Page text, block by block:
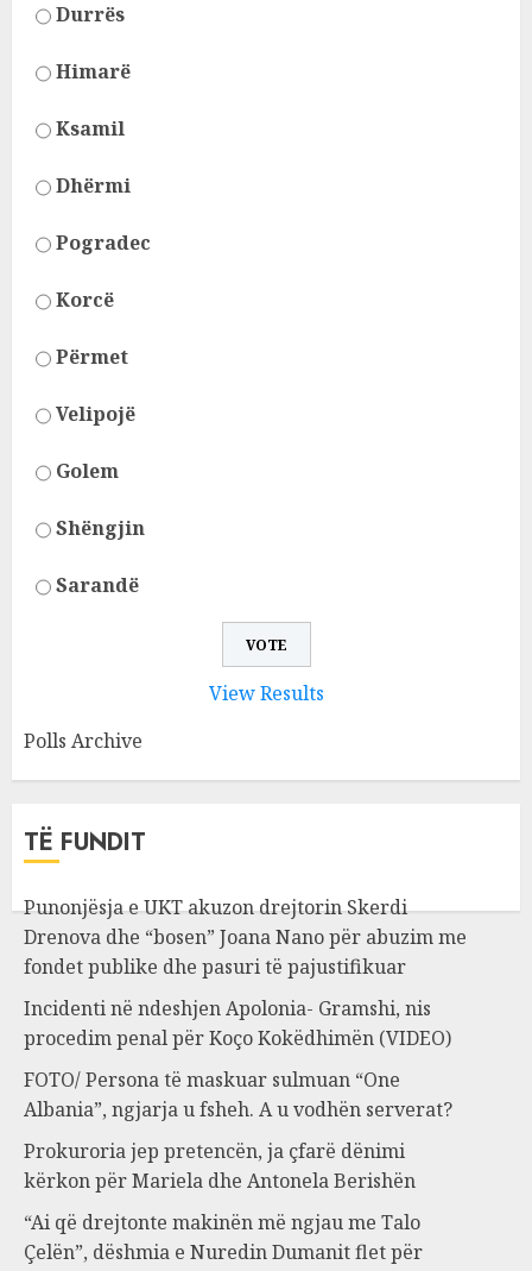
Durrës
Himarë
Ksamil
Dhërmi
Pogradec
Korcë
Përmet
Velipojë
Golem
Shëngjin
Sarandë
View Results
Polls Archive
TË FUNDIT
Punonjësja e UKT akuzon drejtorin Skerdi
Drenova dhe “bosen” Joana Nano për abuzim me
fondet publike dhe pasuri të pajustifikuar
Incidenti në ndeshjen Apolonia- Gramshi, nis
procedim penal për Koço Kokëdhimën (VIDEO)
FOTO/ Persona të maskuar sulmuan “One
Albania”, ngjarja u fsheh. A u vodhën serverat?
Prokuroria jep pretencën, ja çfarë dënimi
kërkon për Mariela dhe Antonela Berishën
“Ai që drejtonte makinën më ngjau me Talo
Çelën”, dëshmia e Nuredin Dumanit flet për